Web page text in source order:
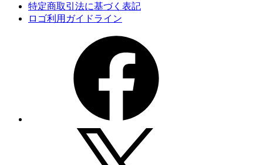
特定商取引法に基づく表記
ロゴ利用ガイドライン